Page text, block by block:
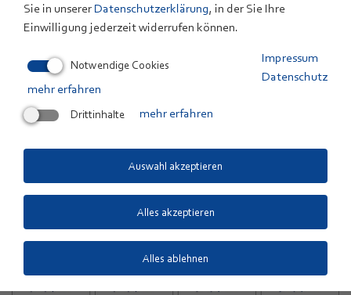
Sie in unserer Datenschutzerklärung, in der Sie Ihre
Einwilligung jederzeit widerrufen können.
Impressum
Datenschutz
Notwendige Cookies
mehr erfahren
Drittinhalte
mehr erfahren
Auswahl akzeptieren
Alles akzeptieren
Alles ablehnen